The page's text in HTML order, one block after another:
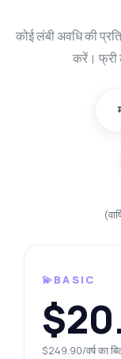
कोई लंबी अवधि की
करें। फ्री
💫BASIC
$249.90/वर्ष का